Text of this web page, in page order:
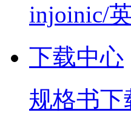
injoinic/
下载中心
规格书下